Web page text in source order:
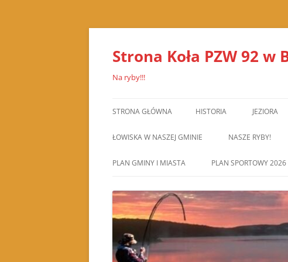
Przejdź
Strona Koła PZW 92
Na ryby!!!
STRONA GŁÓWNA HISTORIA JEZIORA
ŁOWISKA W NASZEJ GMINIE NASZE RYBY!
PLAN GMINY I MIASTA PLAN SPORTOWY 2026